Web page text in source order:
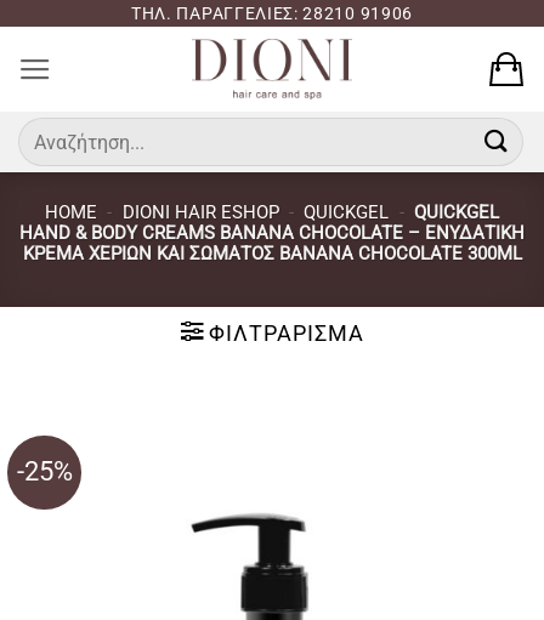
περιεχόμενο
ΤΗΛ. ΠΑΡΑΓΓΕΛΙΕΣ: 28210 91906
Αναζήτηση
για:
HOME - DIONI HAIR ESHOP - QUICKGEL - QUICKGEL
HAND & BODY CREAMS BANANA CHOCOLATE – EΝΥΔΑΤΙΚΉ
KΡΈΜΑ XΕΡΙΏΝ KΑΙ ΣΏΜΑΤΟΣ BANANA CHOCOLATE 300ML
ΦΙΛΤΡΆΡΙΣΜΑ
-25%